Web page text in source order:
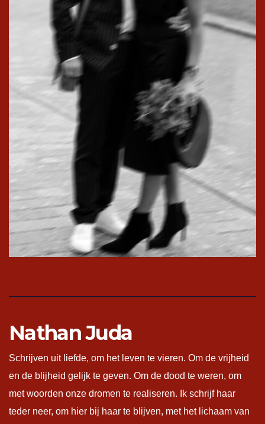
Nathan Juda
Schrijven uit liefde, om het leven te vieren. Om de vrijheid
en de blijheid gelijk te geven. Om de dood te weren, om
met woorden onze dromen te realiseren. Ik schrijf haar
teder neer, om hier bij haar te blijven, met het lichaam van